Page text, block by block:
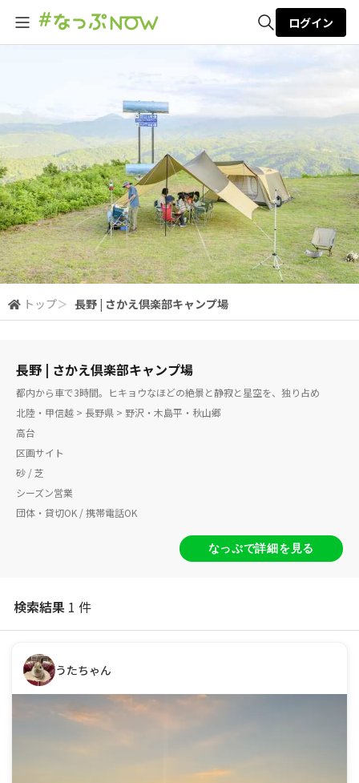
検索
ログイン
トップ＞ 長野 | さかえ倶楽部キャンプ場
長野 | さかえ倶楽部キャンプ場
都内から車で3時間。ヒキョウなほどの絶景と静寂と星空を、独り占め
北陸・甲信越 > 長野県 > 野沢・木島平・秋山郷
高台
区画サイト
砂 / 芝
シーズン営業
団体・貸切OK / 携帯電話OK
なっぷで詳細を見る
検索結果 1 件
うたちゃん